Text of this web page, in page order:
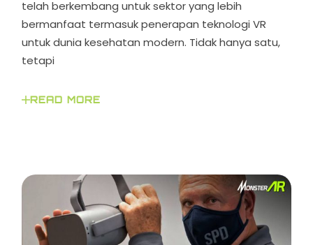
telah berkembang untuk sektor yang lebih
bermanfaat termasuk penerapan teknologi VR
untuk dunia kesehatan modern. Tidak hanya satu,
tetapi
READ MORE